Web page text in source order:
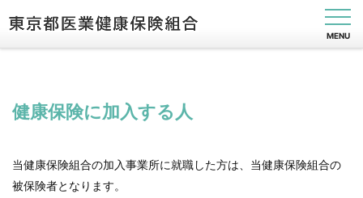
MENU
の
く
健康保険に加入する人
当健康保険組合の加入事業所に就職した方は、当健康保険組合の
被保険者となります。